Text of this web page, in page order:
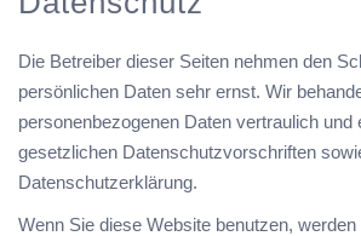
Die Betreiber dieser Seiten nehmen den
persönlichen Daten sehr ernst. Wir
personenbezogenen Daten vertraulich und
gesetzlichen Datenschutzvorschriften
Datenschutzerklärung.
Wenn Sie diese Website benutzen,